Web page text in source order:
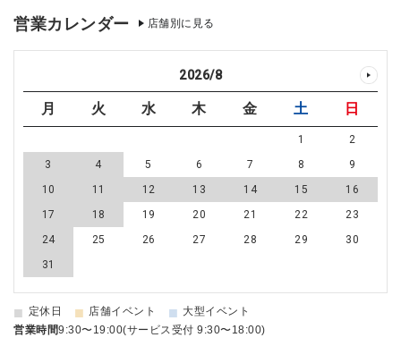
営業カレンダー 店舗別に見る
2026/8
月 火 水 木 金 土 日
1
2
3
4 5 6 7 8
9
10
11 12 13 14 15
16
17
18 19 20 21 22
23
24
25 26 27 28 29
30
31
■ 定休日 ■ 店舗イベント ■ 大型イベント
営業時間9:30〜19:00(サービス受付 9:30〜18:00)